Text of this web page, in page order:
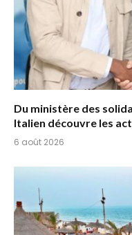
Du ministère des
Italien découvre les
6 août 2026